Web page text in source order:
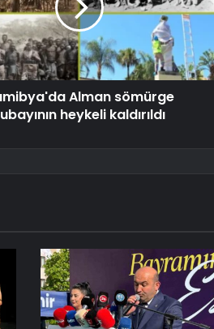
Alman sömürge
heykeli kaldırıldı